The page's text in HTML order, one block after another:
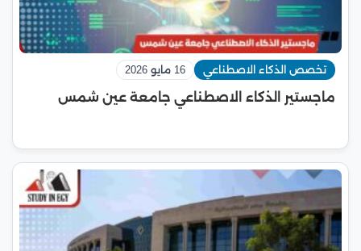
تخصص الذكاء الاصطناعي 16 مايو 2026
ماجستير الذكاء الاصطناعي جامعة عين شمس